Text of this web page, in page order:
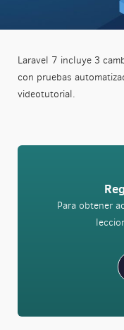
Laravel 7 incluye 3
con pruebas
videotutorial.
Para obtener